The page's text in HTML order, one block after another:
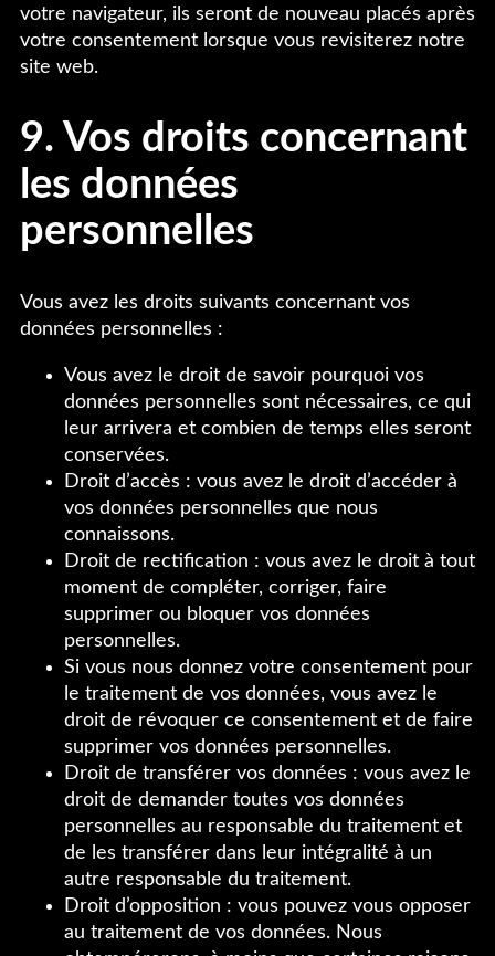
votre navigateur, ils seront de nouveau placés après
votre consentement lorsque vous revisiterez notre
site web.
9. Vos droits concernant
les données
personnelles
Vous avez les droits suivants concernant vos
données personnelles :
Vous avez le droit de savoir pourquoi vos
données personnelles sont nécessaires, ce qui
leur arrivera et combien de temps elles seront
conservées.
Droit d’accès : vous avez le droit d’accéder à
vos données personnelles que nous
connaissons.
Droit de rectification : vous avez le droit à tout
moment de compléter, corriger, faire
supprimer ou bloquer vos données
personnelles.
Si vous nous donnez votre consentement pour
le traitement de vos données, vous avez le
droit de révoquer ce consentement et de faire
supprimer vos données personnelles.
Droit de transférer vos données : vous avez le
droit de demander toutes vos données
personnelles au responsable du traitement et
de les transférer dans leur intégralité à un
autre responsable du traitement.
Droit d’opposition : vous pouvez vous opposer
au traitement de vos données. Nous